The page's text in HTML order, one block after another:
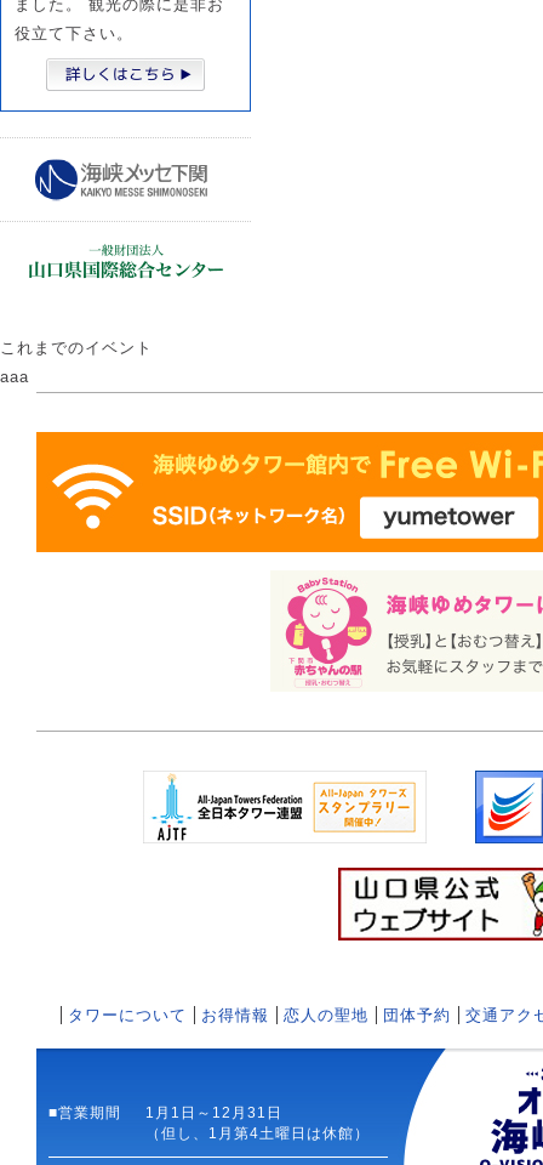
ました。 観光の際に是非お
役立て下さい。
これまでのイベント
aaa
タワーについて お得情報 恋人の聖地 団体予約 交通アク
■営業期間
1月1日～12月31日
（但し、1月第4土曜日は休館）